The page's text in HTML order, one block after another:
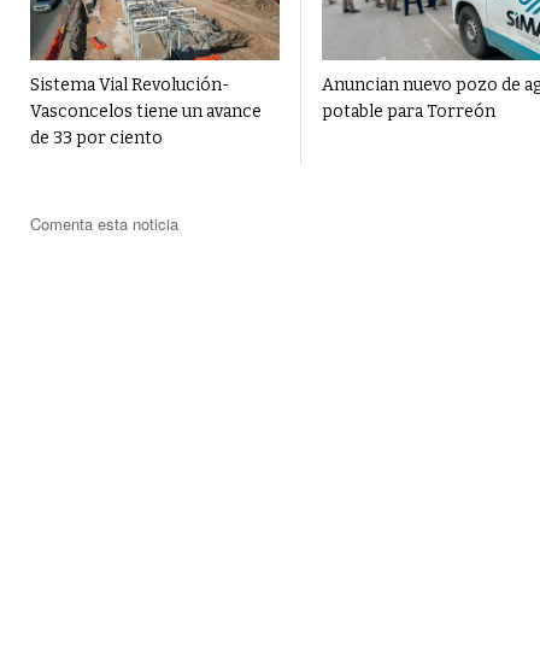
Sistema Vial Revolución-
Vasconcelos tiene un avance
de 33 por ciento
Anuncian nuevo pozo de
potable para Torreón
Comenta esta noticia